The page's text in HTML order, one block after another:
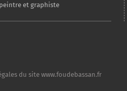
et graphiste
du site www.foudebassan.fr